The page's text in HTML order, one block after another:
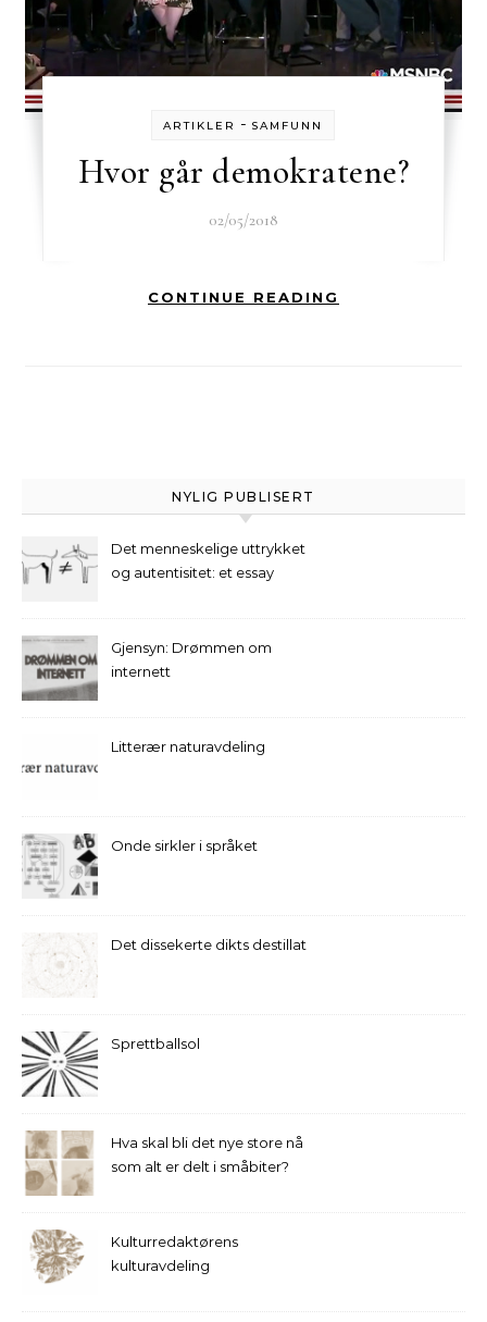
ARTIKLER - SAMFUNN
Hvor går demokratene?
02/05/2018
CONTINUE READING
NYLIG PUBLISERT
Det menneskelige uttrykket
og autentisitet: et essay
Gjensyn: Drømmen om
internett
Litterær naturavdeling
Onde sirkler i språket
Det dissekerte dikts destillat
Sprettballsol
Hva skal bli det nye store nå
som alt er delt i småbiter?
Kulturredaktørens
kulturavdeling